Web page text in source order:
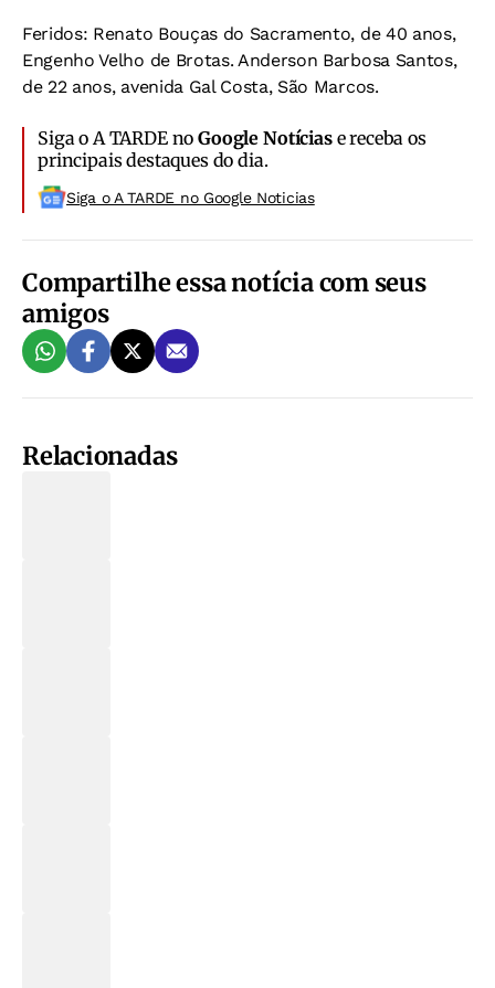
Feridos: Renato Bouças do Sacramento, de 40 anos,
Engenho Velho de Brotas. Anderson Barbosa Santos,
de 22 anos, avenida Gal Costa, São Marcos.
Siga o A TARDE noGoogle Notíciase receba os
principais destaques do dia.
Siga o A TARDE no Google Noticias
Compartilhe essa notícia com seus
amigos
Relacionadas